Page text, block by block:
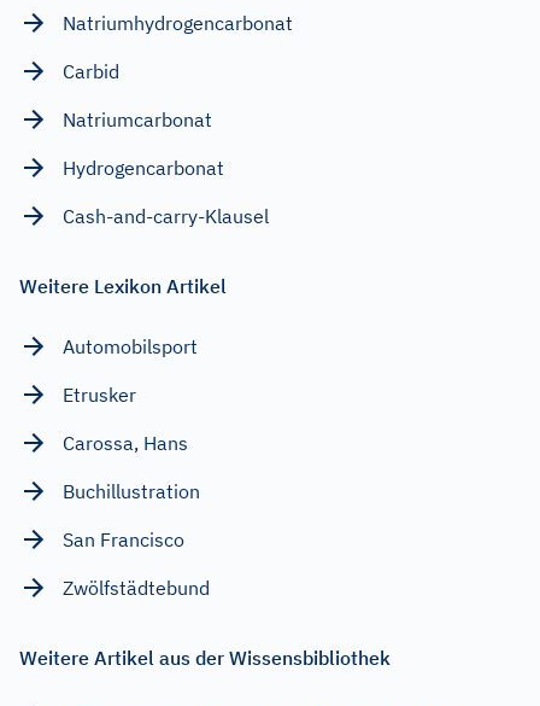
Natriumhydrogencarbonat
Carbid
Natriumcarbonat
Hydrogencarbonat
Cash-and-carry-Klausel
Weitere Lexikon Artikel
Automobilsport
Etrusker
Carossa, Hans
Buchillustration
San Francisco
Zwölfstädtebund
Weitere Artikel aus der Wissensbibliothek